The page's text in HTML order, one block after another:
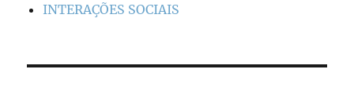
INTERAÇÕES SOCIAIS